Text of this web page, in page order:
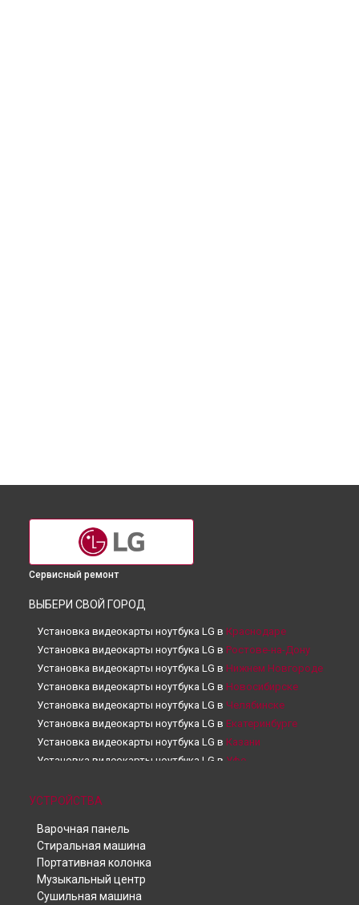
Сервисный ремонт
ВЫБЕРИ СВОЙ ГОРОД
Установка видеокарты ноутбука LG в Краснодаре
Установка видеокарты ноутбука LG в Ростове-на-Дону
Установка видеокарты ноутбука LG в Нижнем Новгороде
Установка видеокарты ноутбука LG в Новосибирске
Установка видеокарты ноутбука LG в Челябинске
Установка видеокарты ноутбука LG в Екатеринбурге
Установка видеокарты ноутбука LG в Казани
Установка видеокарты ноутбука LG в Уфе
Установка видеокарты ноутбука LG в
Установка видеокарты ноутбука LG в
Установка видеокарты ноутбука LG в
Установка видеокарты ноутбука LG в
Установка видеокарты ноутбука LG в
УСТРОЙСТВА
Варочная панель
Стиральная машина
Портативная колонка
Музыкальный центр
Сушильная машина